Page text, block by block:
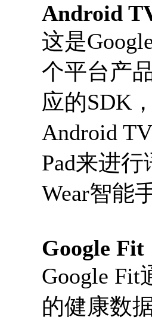
Android
这是
个平台产
应的SDK
Android
Pad来进
Wear智能
Google Fit
Google
的健康数